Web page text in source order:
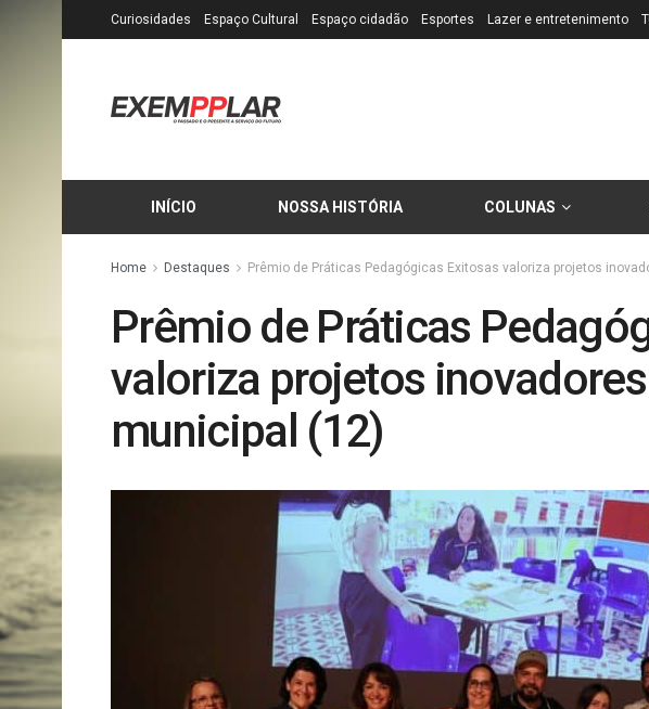
Curiosidades Espaço Cultural Espaço cidadão Esportes Lazer e entretenimento
INÍCIO NOSSA HISTÓRIA COLUNAS
Home Destaques Prêmio de Práticas Pedagógicas Exitosas valoriza projetos
Prêmio de Práticas
valoriza projetos
municipal (12)